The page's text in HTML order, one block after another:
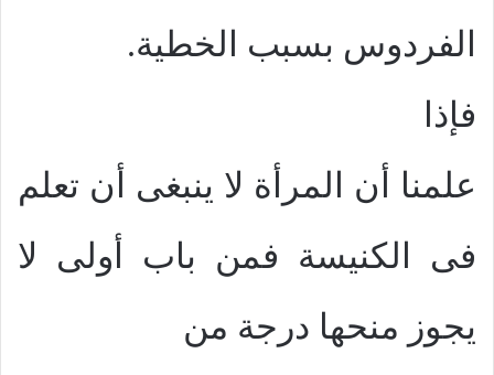
الفردوس بسبب الخطية.
فإذا
علمنا أن المرأة لا ينبغى أن تعلم
فى الكنيسة فمن باب أولى لا
يجوز منحها درجة من